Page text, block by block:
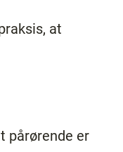
at
pårørende er